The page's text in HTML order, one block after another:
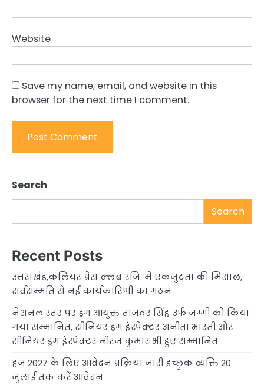
Website
Save my name, email, and website in this
browser for the next time I comment.
Search
Search
Recent Posts
उत्तराखंड,कलियर प्रेस क्लब रजि. में एकजुटता की मिसाल,
सर्वसम्मति से नई कार्यकारिणी का गठन
नेशनल स्तर पर ड्रग आयुक्त ताजवर सिंह उर्फ जग्गी को किया
गया सम्मानित, सीनियर ड्रग इंस्पेक्टर अनीता भारती और
सीनियर ड्रग इंस्पेक्टर नीरज कुमार भी हुए सम्मानित
हज 2027 के लिए आवेदन प्रक्रिया जारी इच्छुक व्यक्ति 20
जुलाई तक करें आवेदन